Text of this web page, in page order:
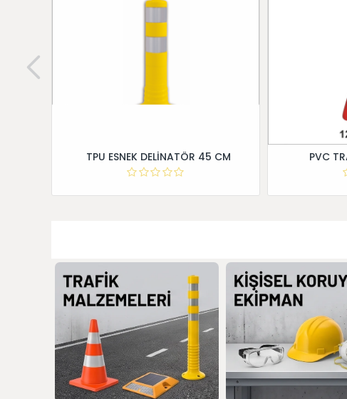
TPU ESNEK DELİNATÖR 45 CM PVC